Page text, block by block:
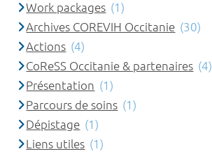
Work packages (1)
Archives COREVIH Occitanie (30)
Actions (4)
CoReSS Occitanie & partenaires (4)
Présentation (1)
Parcours de soins (1)
Dépistage (1)
Liens utiles (1)